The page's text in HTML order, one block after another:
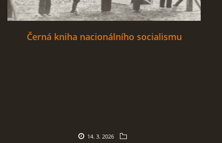
Černá kniha nacionálního socialismu
14. 3. 2026